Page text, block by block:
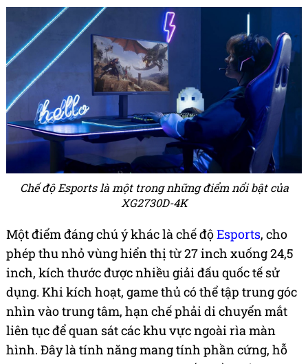
Chế độ Esports là một trong những điểm nổi bật của
XG2730D-4K
Một điểm đáng chú ý khác là chế độEsports, cho
phép thu nhỏ vùng hiển thị từ 27 inch xuống 24,5
inch, kích thước được nhiều giải đấu quốc tế sử
dụng. Khi kích hoạt, game thủ có thể tập trung góc
nhìn vào trung tâm, hạn chế phải di chuyển mắt
liên tục để quan sát các khu vực ngoài rìa màn
hình. Đây là tính năng mang tính phần cứng, hỗ